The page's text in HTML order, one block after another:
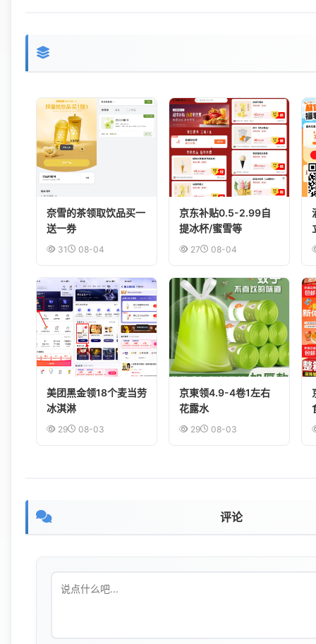
奈雪的茶领取饮品买一
送一券
31 08-04
京东补贴0.5-2.99自
提冰杯/蜜雪等
27 08-04
美团黑金领18个麦当劳
冰淇淋
29 08-03
京東领4.9-4卷1左右
花露水
29 08-03
评论